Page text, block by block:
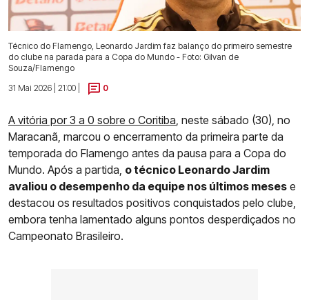
Técnico do Flamengo, Leonardo Jardim faz balanço do primeiro semestre
do clube na parada para a Copa do Mundo - Foto: Gilvan de
Souza/Flamengo
31 Mai 2026 | 21:00 |
0
A vitória por 3 a 0 sobre o Coritiba , neste sábado (30), no
Maracanã, marcou o encerramento da primeira parte da
temporada do Flamengo antes da pausa para a Copa do
Mundo. Após a partida, o técnico Leonardo Jardim
avaliou o desempenho da equipe nos últimos meses e
destacou os resultados positivos conquistados pelo clube,
embora tenha lamentado alguns pontos desperdiçados no
Campeonato Brasileiro.